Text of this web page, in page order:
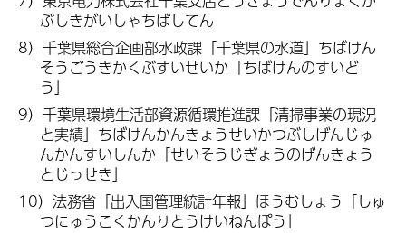
ぶしきがいしゃちばしてん
8）千葉県総合企画部水政課「千葉県の水道」ちばけん
そうごうきかくぶすいせいか「ちばけんのすいど
う」
9）千葉県環境生活部資源循環推進課「清掃事業の現況
と実績」ちばけんかんきょうせいかつぶしげんじゅ
んかんすいしんか「せいそうじぎょうのげんきょう
とじっせき」
10）法務省「出入国管理統計年報」ほうむしょう「しゅ
つにゅうこくかんりとうけいねんぽう」